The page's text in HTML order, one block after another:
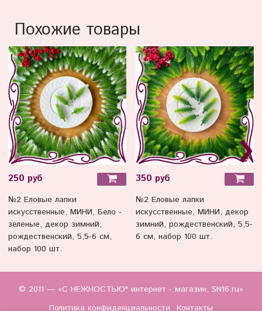
Похожие товары
250 руб
№2 Еловые лапки
искусственные, МИНИ, Бело -
зеленые, декор зимний,
рождественский, 5,5-6 см,
набор 100 шт.
350 руб
№2 Еловые лапки
искусственные, МИНИ, декор
зимний, рождественский, 5,5-
6 см, набор 100 шт.
© 2011 — «С НЕЖНОСТЬЮ" интернет - магазин, SN16.ru»
Политика конфиденциальности
Контакты